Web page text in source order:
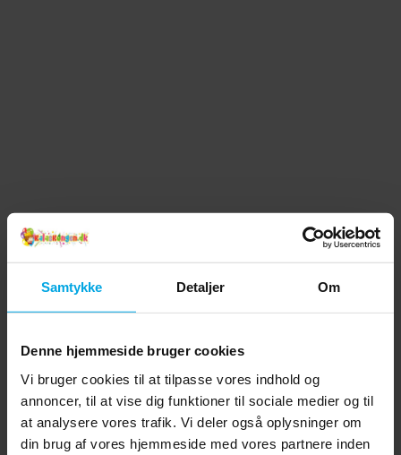
Samtykke Detaljer Om
Denne hjemmeside bruger cookies
Vi bruger cookies til at tilpasse vores indhold og
annoncer, til at vise dig funktioner til sociale medier og til
at analysere vores trafik. Vi deler også oplysninger om
din brug af vores hjemmeside med vores partnere inden